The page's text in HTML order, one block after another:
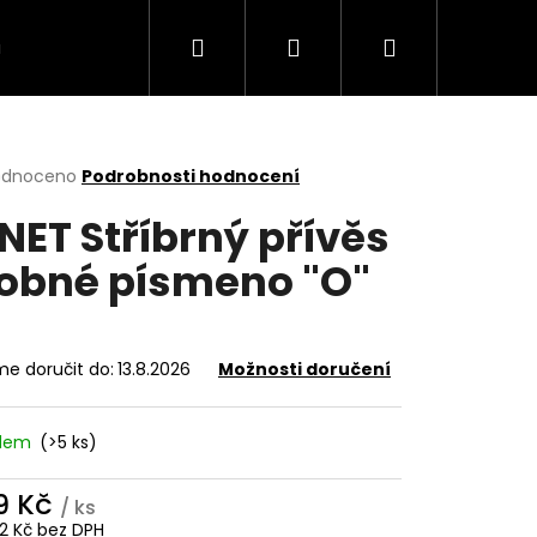
Hledat PřihlášeníNákupní
Podrobnosti hodnocení
Stříbrný přívěs
písmeno "O"
doručit do: 13.8.2026 Možnosti doručení
(>5 ks)
Kč / ks
Kč bez DPH